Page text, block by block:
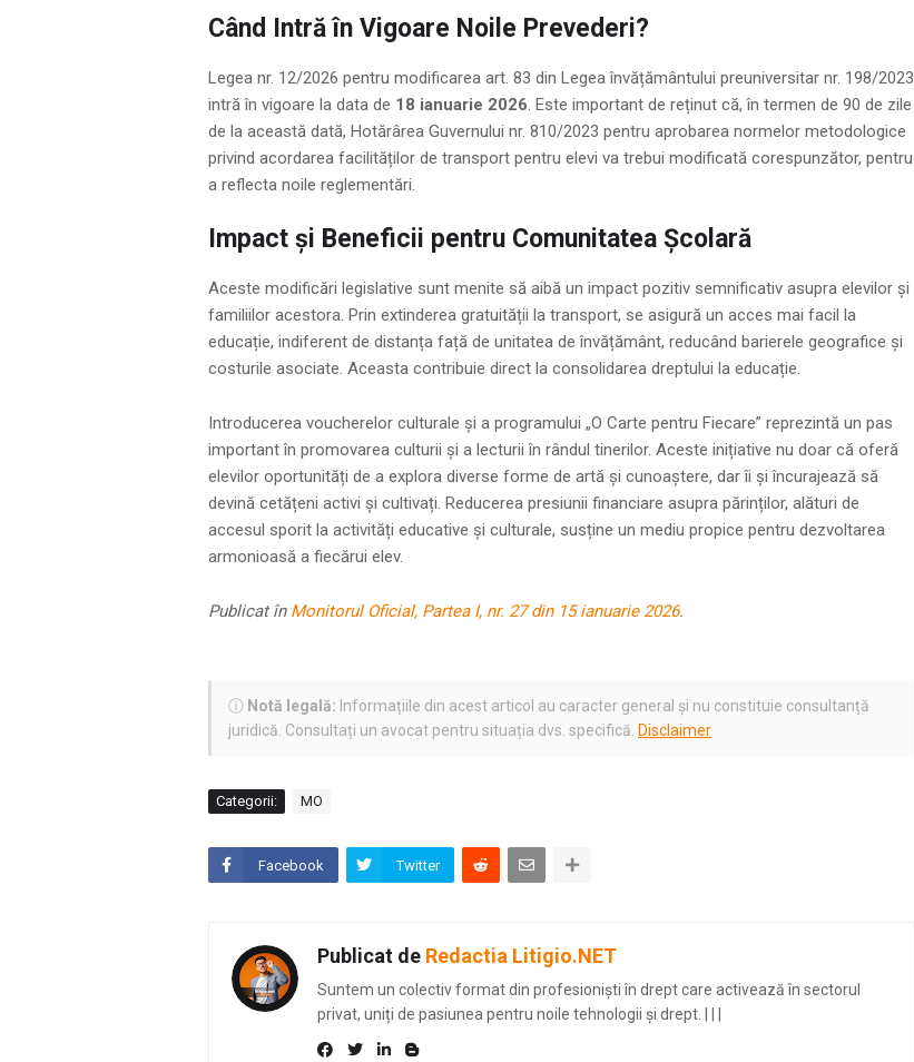
Când Intră în Vigoare Noile Prevederi?
Legea nr. 12/2026 pentru modificarea art. 83 din Legea învățământului preuniversitar nr. 198/2023
intră în vigoare la data de 18 ianuarie 2026. Este important de reținut că, în termen de 90 de zile
de la această dată, Hotărârea Guvernului nr. 810/2023 pentru aprobarea normelor metodologice
privind acordarea facilităților de transport pentru elevi va trebui modificată corespunzător, pentru
a reflecta noile reglementări.
Impact și Beneficii pentru Comunitatea Școlară
Aceste modificări legislative sunt menite să aibă un impact pozitiv semnificativ asupra elevilor și
familiilor acestora. Prin extinderea gratuității la transport, se asigură un acces mai facil la
educație, indiferent de distanța față de unitatea de învățământ, reducând barierele geografice și
costurile asociate. Aceasta contribuie direct la consolidarea dreptului la educație.
Introducerea voucherelor culturale și a programului „O Carte pentru Fiecare” reprezintă un pas
important în promovarea culturii și a lecturii în rândul tinerilor. Aceste inițiative nu doar că oferă
elevilor oportunități de a explora diverse forme de artă și cunoaștere, dar îi și încurajează să
devină cetățeni activi și cultivați. Reducerea presiunii financiare asupra părinților, alături de
accesul sporit la activități educative și culturale, susține un mediu propice pentru dezvoltarea
armonioasă a fiecărui elev.
Publicat în Monitorul Oficial, Partea I, nr. 27 din 15 ianuarie 2026.
ⓘ Notă legală: Informațiile din acest articol au caracter general și nu constituie consultanță
juridică. Consultați un avocat pentru situația dvs. specifică. Disclaimer
Categorii: MO
Facebook Twitter
Publicat de Redactia Litigio.NET
Suntem un colectiv format din profesioniști în drept care activează în sectorul
privat, uniți de pasiunea pentru noile tehnologii și drept.